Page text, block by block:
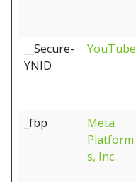
__Secure-
YNID
YouTube
_fbp
Meta
Platform
s, Inc.